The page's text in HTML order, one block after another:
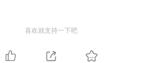
喜欢就支持一下吧